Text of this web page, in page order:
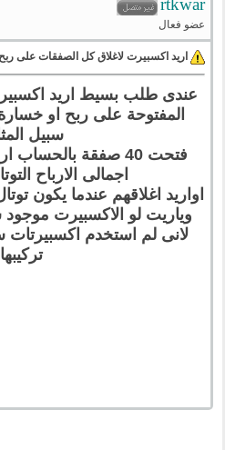
rtkwar
عضو فعال
اريد اكسبيرت لاغلاق كل الصفقات على
عندى طلب بسيط اريد
المفتوحة على ربح او
سبيل
فتحت 40 صفقة
اجمالى الارباح التوتال 500
اواريد اغلاقهم عندما يكون توتال هو
وياريت لو الاكسبيرت
لانى لم استخدم اكسبيرتات
تركيبها